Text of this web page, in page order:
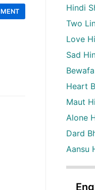
Hindi
Two
Love
Sad
Heart
Maut
Alone
Dard
Aansu